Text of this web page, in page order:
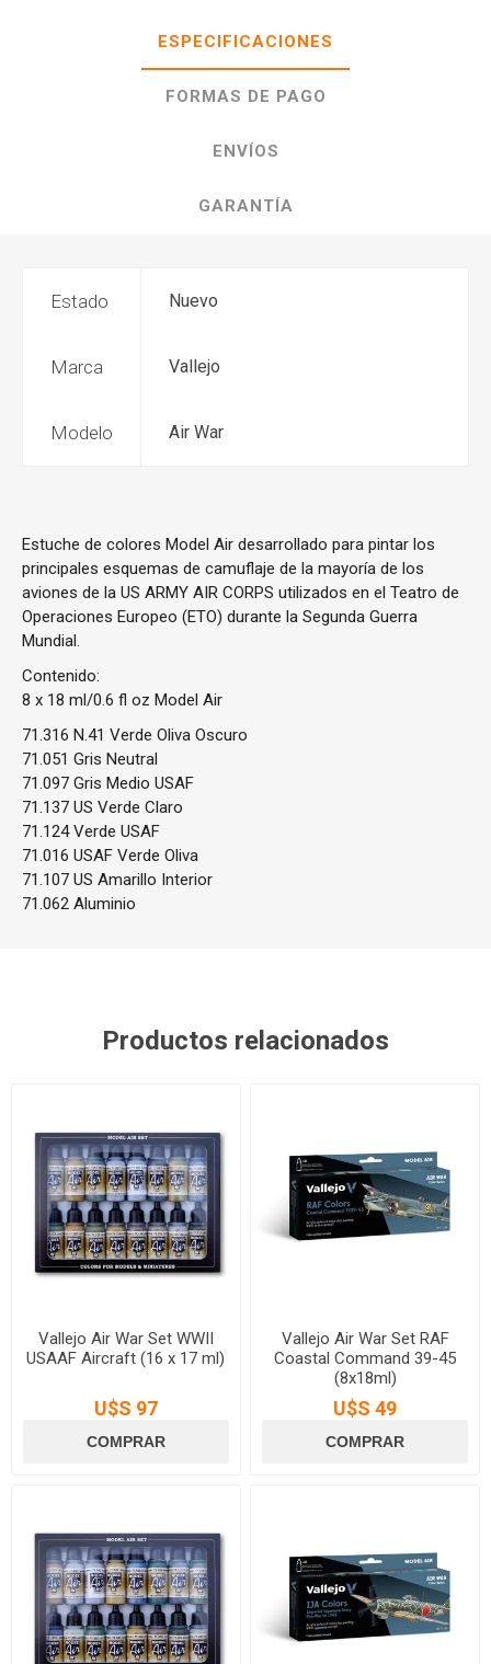
ESPECIFICACIONES
FORMAS DE PAGO
ENVÍOS
GARANTÍA
Estado Nuevo
Marca Vallejo
Modelo Air War
Estuche de colores Model Air desarrollado para pintar los
principales esquemas de camuflaje de la mayoría de los
aviones de la US ARMY AIR CORPS utilizados en el Teatro de
Operaciones Europeo (ETO) durante la Segunda Guerra
Mundial.
Contenido:
8 x 18 ml/0.6 fl oz Model Air
71.316 N.41 Verde Oliva Oscuro
71.051 Gris Neutral
71.097 Gris Medio USAF
71.137 US Verde Claro
71.124 Verde USAF
71.016 USAF Verde Oliva
71.107 US Amarillo Interior
71.062 Aluminio
Productos relacionados
Vallejo Air War Set WWII
USAAF Aircraft (16 x 17 ml)
U$S 97
Vallejo Air War Set RAF
Coastal Command 39-45
(8x18ml)
U$S 49